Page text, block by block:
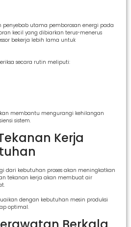
penyebab utama pemborosan energi pada
kecil yang dibiarkan terus-menerus
bekerja lebih lama untuk
secara rutin meliputi:
membantu mengurangi kehilangan
sistem.
Kerja
dari kebutuhan proses akan meningkatkan
tekanan kerja akan membuat air
dengan kebutuhan mesin produksi
optimal.